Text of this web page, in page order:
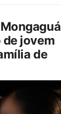
jovem
de